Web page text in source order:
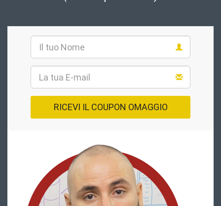
RICEVI IL COUPON OMAGGIO